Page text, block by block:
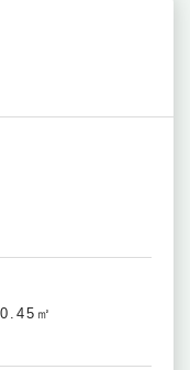
㎡